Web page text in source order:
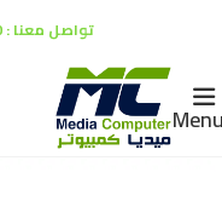
تواصل معنا : 01065271400 - 0862324075